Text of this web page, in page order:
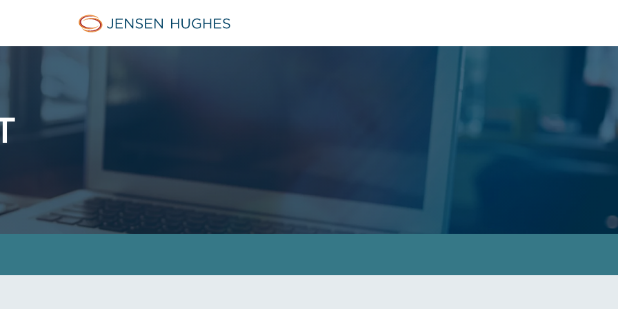
Jensen Hughes Danish